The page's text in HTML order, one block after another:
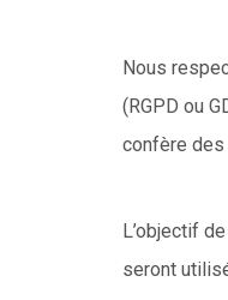
Nous
(RGPD ou
confère des
L’objectif
seront